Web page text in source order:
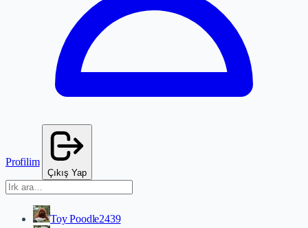
Profilim
Çıkış Yap
Toy Poodle2439